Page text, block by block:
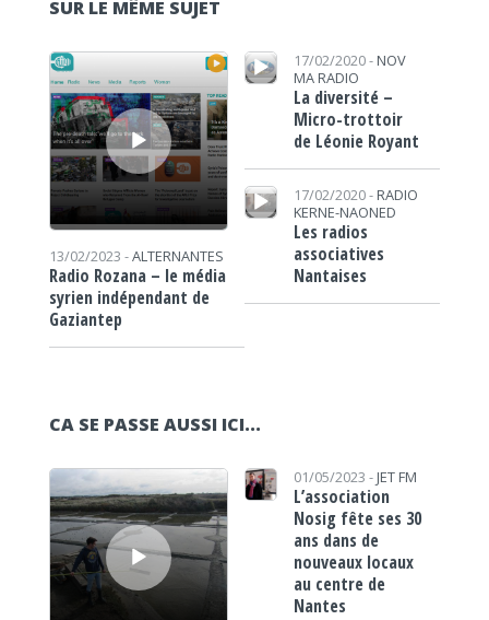
SUR LE MÊME SUJET
Lecteur audio
13/02/2023 -ALTERNANTES
Radio Rozana – le média
syrien indépendant de
Gaziantep
Lecteur audio 17/02/2020 - NOV
MA RADIO
La diversité –
Micro-trottoir
de Léonie Royant
Lecteur audio
17/02/2020 - RADIO
KERNE-NAONED
Les radios
associatives
Nantaises
CA SE PASSE AUSSI ICI...
Lecteur audio
01/05/2023 - JET FM
L’association
Nosig fête ses 30
ans dans de
nouveaux locaux
au centre de
Nantes